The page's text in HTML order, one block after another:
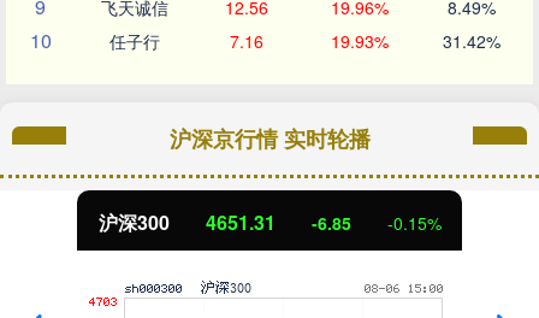
9 飞天诚信 12.56 19.96% 8.49%
10 任子行 7.16 19.93% 31.42%
沪深京行情 实时轮播
沪深300 4651.31 -6.85 -0.15%